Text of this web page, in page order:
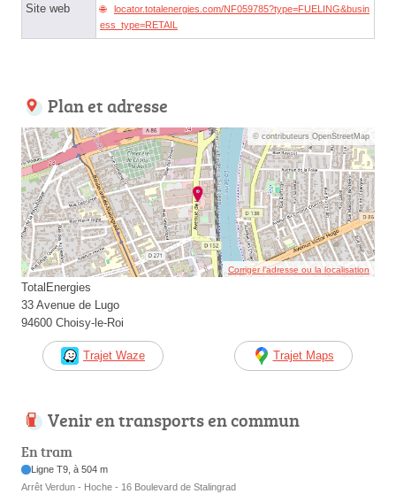
Site web
locator.totalenergies.com/NF059785?type=FUELING&busin
ess_type=RETAIL
Plan et adresse
© contributeurs OpenStreetMap
Corriger l’adresse ou la localisation
TotalEnergies
33 Avenue de Lugo
94600 Choisy-le-Roi
Trajet Waze Trajet Maps
Venir en transports en commun
En tram
Ligne T9, à 504 m
Arrêt Verdun - Hoche - 16 Boulevard de Stalingrad